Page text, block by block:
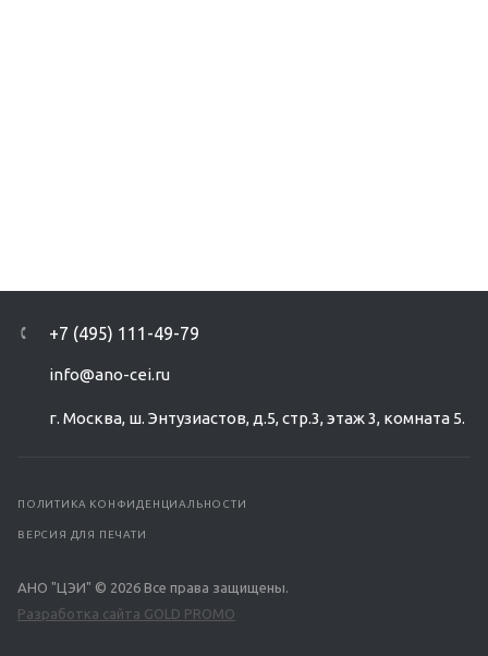
+7 (495) 111-49-79
info@ano-cei.ru
г. Москва, ш. Энтузиастов, д.5, стр.3, этаж 3, комната 5.
ПОЛИТИКА КОНФИДЕНЦИАЛЬНОСТИ
ВЕРСИЯ ДЛЯ ПЕЧАТИ
АНО "ЦЭИ" © 2026 Все права защищены.
Разработка сайта GOLD PROMO